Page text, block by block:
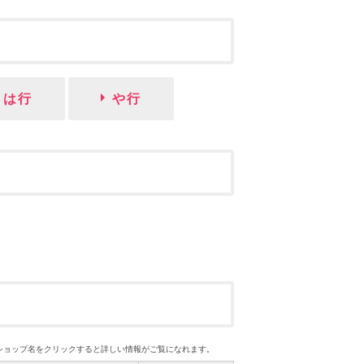
は行 や行
ップ名をクリックすると詳しい情報がご覧になれます。